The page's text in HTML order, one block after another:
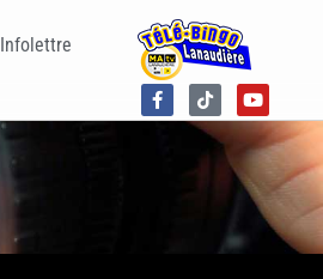
Infolettre